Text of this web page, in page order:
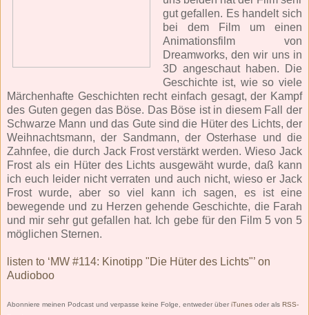
gut gefallen. Es handelt sich
bei dem Film um einen
Animationsfilm von
Dreamworks, den wir uns in
3D angeschaut haben. Die
Geschichte ist, wie so viele
Märchenhafte Geschichten recht einfach gesagt, der Kampf
des Guten gegen das Böse. Das Böse ist in diesem Fall der
Schwarze Mann und das Gute sind die Hüter des Lichts, der
Weihnachtsmann, der Sandmann, der Osterhase und die
Zahnfee, die durch Jack Frost verstärkt werden. Wieso Jack
Frost als ein Hüter des Lichts ausgewäht wurde, daß kann
ich euch leider nicht verraten und auch nicht, wieso er Jack
Frost wurde, aber so viel kann ich sagen, es ist eine
bewegende und zu Herzen gehende Geschichte, die Farah
und mir sehr gut gefallen hat. Ich gebe für den Film 5 von 5
möglichen Sternen.
listen to ‘MW #114: Kinotipp "Die Hüter des Lichts"’ on
Audioboo
Abonniere meinen Podcast und verpasse keine Folge, entweder über iTunes oder als RSS-